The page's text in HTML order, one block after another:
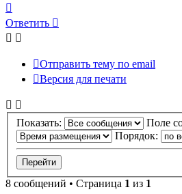
к
началу
Ответить
Отправить тему по email
Версия для печати
Показать:
Поле
Порядок:
8 сообщений • Страница 1 из 1